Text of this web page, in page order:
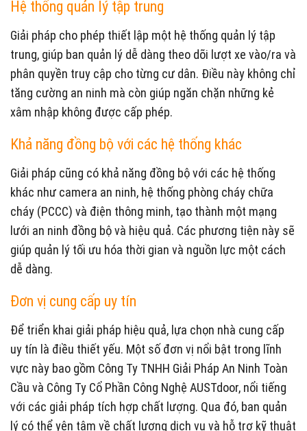
Hệ thống quản lý tập trung
Giải pháp cho phép thiết lập một hệ thống quản lý tập
trung, giúp ban quản lý dễ dàng theo dõi lượt xe vào/ra và
phân quyền truy cập cho từng cư dân. Điều này không chỉ
tăng cường an ninh mà còn giúp ngăn chặn những kẻ
xâm nhập không được cấp phép.
Khả năng đồng bộ với các hệ thống khác
Giải pháp cũng có khả năng đồng bộ với các hệ thống
khác như camera an ninh, hệ thống phòng cháy chữa
cháy (PCCC) và điện thông minh, tạo thành một mạng
lưới an ninh đồng bộ và hiệu quả. Các phương tiện này sẽ
giúp quản lý tối ưu hóa thời gian và nguồn lực một cách
dễ dàng.
Đơn vị cung cấp uy tín
Để triển khai giải pháp hiệu quả, lựa chọn nhà cung cấp
uy tín là điều thiết yếu. Một số đơn vị nổi bật trong lĩnh
vực này bao gồm Công Ty TNHH Giải Pháp An Ninh Toàn
Cầu và Công Ty Cổ Phần Công Nghệ AUSTdoor, nổi tiếng
với các giải pháp tích hợp chất lượng. Qua đó, ban quản
lý có thể yên tâm về chất lượng dịch vụ và hỗ trợ kỹ thuật